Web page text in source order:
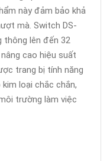
này đảm bảo khả
mà. Switch DS-
thông lên đến 32
cao hiệu suất
trang bị tính năng
loại chắc chắn,
trường làm việc